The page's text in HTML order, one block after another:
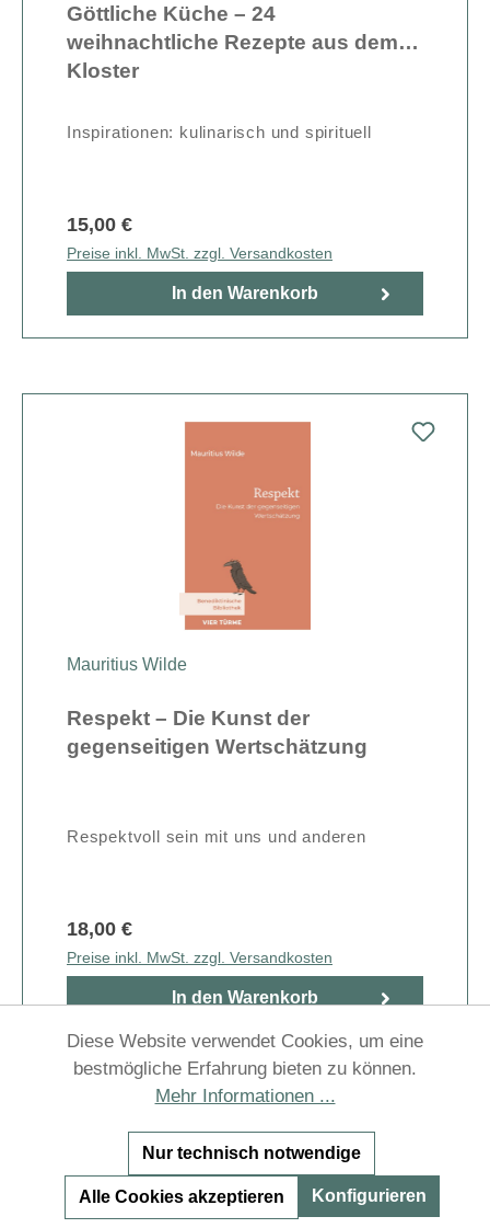
Göttliche Küche – 24
weihnachtliche Rezepte aus dem
Kloster
Inspirationen: kulinarisch und spirituell
15,00 €
Preise inkl. MwSt. zzgl. Versandkosten
In den Warenkorb
Mauritius Wilde
Respekt – Die Kunst der
gegenseitigen Wertschätzung
Respektvoll sein mit uns und anderen
18,00 €
Preise inkl. MwSt. zzgl. Versandkosten
In den Warenkorb
Diese Website verwendet Cookies, um eine
bestmögliche Erfahrung bieten zu können.
Mehr Informationen ...
Nur technisch notwendige
Alle Cookies akzeptieren Konfigurieren